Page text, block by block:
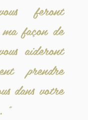
feront
façon de
aideront
prendre
dans votre
"